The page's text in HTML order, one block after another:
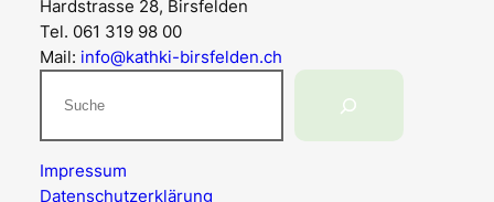
Hardstrasse 28, Birsfelden
Tel. 061 319 98 00
Mail: info@kathki-birsfelden.ch
Impressum
Datenschutzerklärung